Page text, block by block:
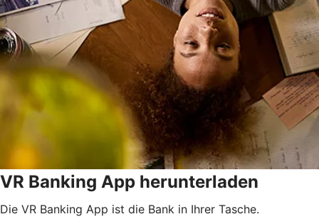
VR Banking App herunterladen
Die VR Banking App ist die Bank in Ihrer Tasche.